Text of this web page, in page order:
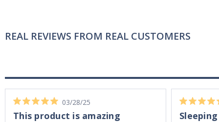
REAL REVIEWS FROM REAL CUSTOMERS
03/28/25
This product is amazing